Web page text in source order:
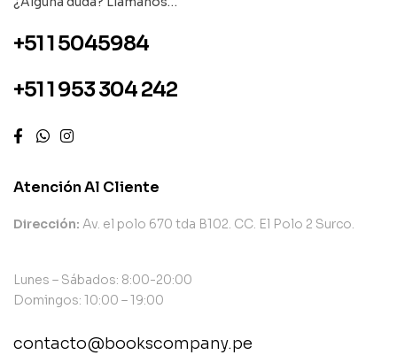
+51 1 5045984
+51 1 953 304 242
Atención Al Cliente
Dirección: Av. el polo 670 tda B102. CC. El Polo 2 Surco.
Lunes – Sábados: 8:00-20:00
Domingos: 10:00 – 19:00
contacto@bookscompany.pe